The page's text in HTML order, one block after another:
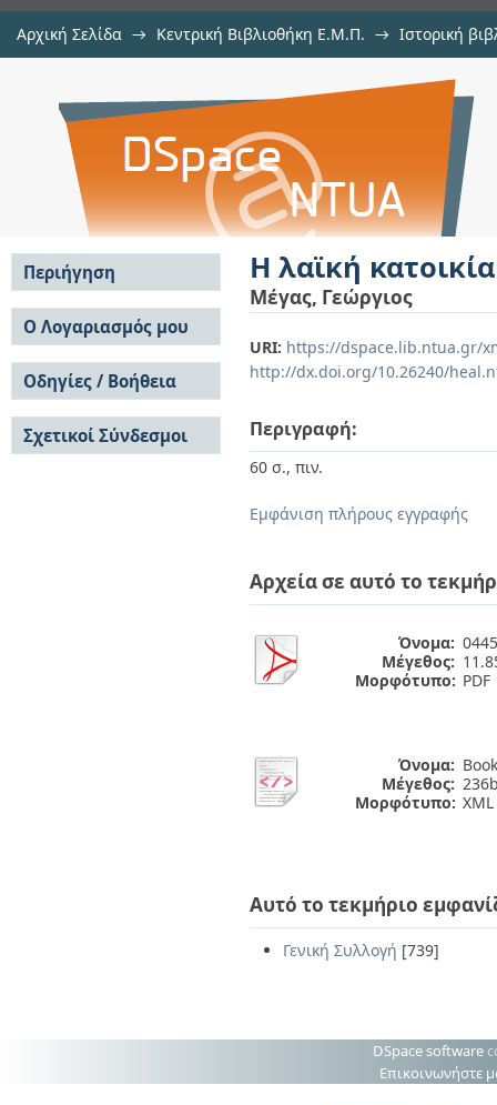
Αρχική Σελίδα → Κεντρική Βιβλιοθήκη Ε.Μ.Π. → Ιστορική
Η λαϊκή κατοικία της
Η λαϊκή
Μέγας, Γεώργιος
URI: https://dspace.lib.ntua.gr/
http://dx.doi.org/10.26240/
Περιγραφή:
60 σ., πιν.
Εμφάνιση πλήρους εγγραφής
Αρχεία σε αυτό το
Όνομα:
Μέγεθος:
Μορφότυπο: PDF
Όνομα:
Μέγεθος:
Μορφότυπο: XML
Αυτό το τεκμήριο
Γενική Συλλογή [739]
Περιήγηση
Σε όλο το DSpace
Κοινότητες & Συλλογές
Ανά Ημερομηνία
Έκδοσης
Συγγραφείς
Τίτλοι
Θέματα
Ο Λογαριασμός μου
Σύνδεση
Εγγραφή
Οδηγίες / Βοήθεια
Οδηγίες Υποβολής
Οδηγίες Χρήσης ΙΑ
Συχνές Ερωτήσεις
Σχετικοί Σύνδεσμοι
DSpace software
Επικοινωνήστε